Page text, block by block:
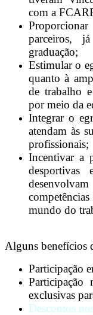
com a
parceiros,
graduação;
Estimular o
quanto à
de trabalho
por meio da
Integrar o
atendam às
profissionais;
Incentivar a
desportivas
mundo do
Alguns benefícios
Participação
Participação
exclusivas
Descontos